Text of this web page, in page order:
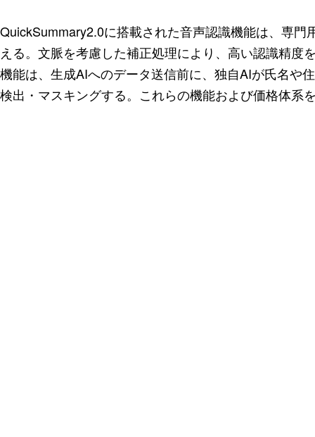
QuickSummary2.0に搭載された音声認識機能は、専
える。文脈を考慮した補正処理により、高い認識精度
機能は、生成AIへのデータ送信前に、独自AIが氏名や
検出・マスキングする。これらの機能および価格体系